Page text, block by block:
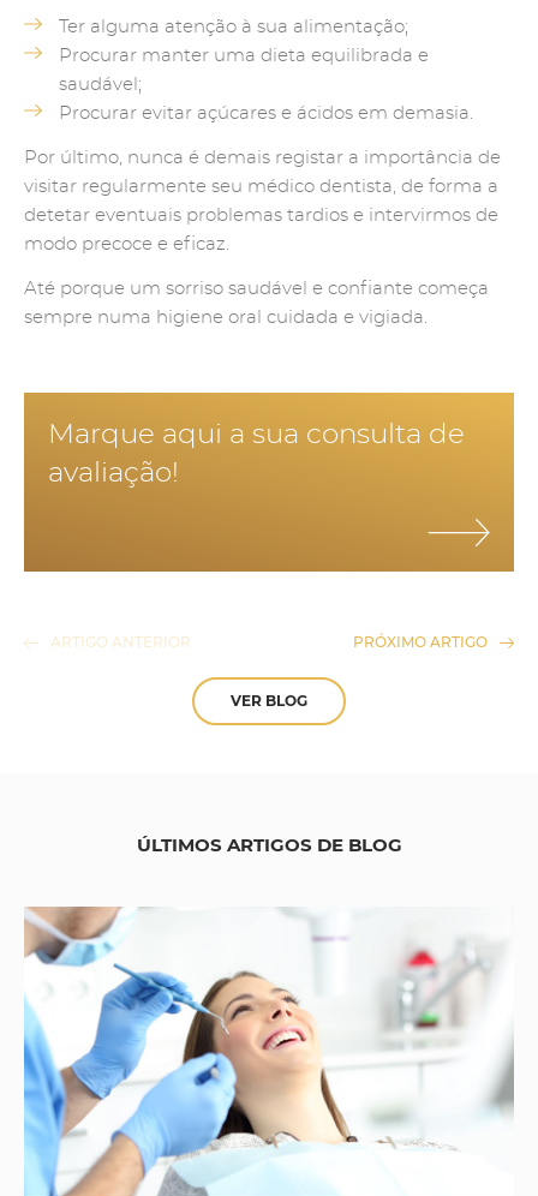
Ter alguma atenção à sua alimentação;
Procurar manter uma dieta equilibrada e
saudável;
Procurar evitar açúcares e ácidos em demasia.
Por último, nunca é demais registar a importância de
visitar regularmente seu médico dentista, de forma a
detetar eventuais problemas tardios e intervirmos de
modo precoce e eficaz.
Até porque um sorriso saudável e confiante começa
sempre numa higiene oral cuidada e vigiada.
Marque aqui a sua consulta de
avaliação!
ARTIGO ANTERIOR
VER BLOG
PRÓXIMO ARTIGO
ÚLTIMOS ARTIGOS DE BLOG